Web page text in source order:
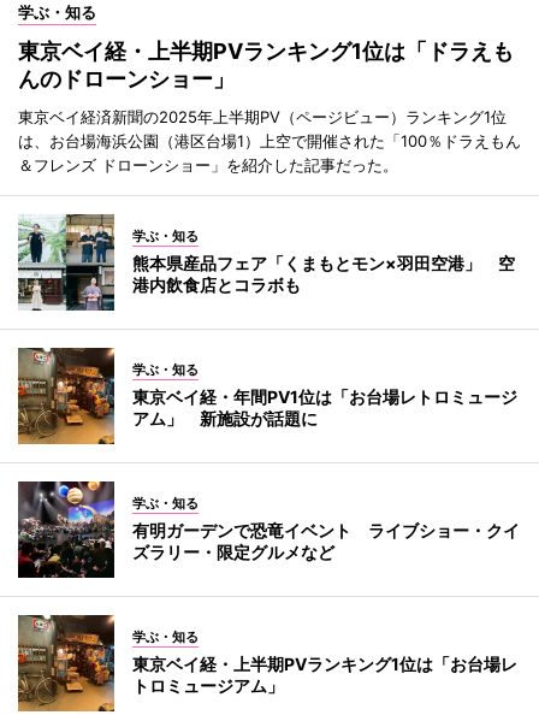
学ぶ・知る
東京ベイ経・上半期PVランキング1位は「ドラえも
んのドローンショー」
東京ベイ経済新聞の2025年上半期PV（ページビュー）ランキング1位
は、お台場海浜公園（港区台場1）上空で開催された「100％ドラえもん
＆フレンズ ドローンショー」を紹介した記事だった。
学ぶ・知る
熊本県産品フェア「くまもとモン×羽田空港」 空
港内飲食店とコラボも
学ぶ・知る
東京ベイ経・年間PV1位は「お台場レトロミュージ
アム」 新施設が話題に
学ぶ・知る
有明ガーデンで恐竜イベント ライブショー・クイ
ズラリー・限定グルメなど
学ぶ・知る
東京ベイ経・上半期PVランキング1位は「お台場レ
トロミュージアム」